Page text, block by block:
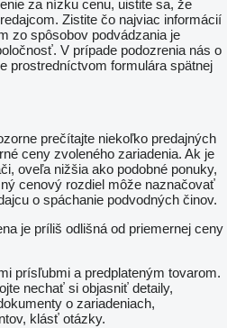
za nízku cenu, uistite sa, že
Zistite čo najviac informácií
zo spôsobov podvádzania je
V prípade podozrenia nás o
prostredníctvom formulára spätnej
prečítajte niekoľko predajných
ceny zvoleného zariadenia. Ak je
oveľa nižšia ako podobné ponuky,
cenový rozdiel môže naznačovať
o spáchanie podvodných činov.
je príliš odlišná od priemernej ceny
prísľubmi a predplateným tovarom.
nechať si objasniť detaily,
o zariadeniach,
klásť otázky.